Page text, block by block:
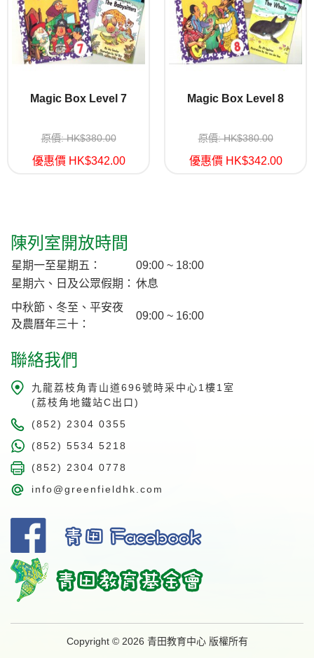
Magic Box Level 7
原價: HK$380.00
優惠價 HK$342.00
Magic Box Level 8
原價: HK$380.00
優惠價 HK$342.00
陳列室開放時間
星期一至星期五：
09:00 ~ 18:00
星期六、日及公眾假期： 休息
中秋節、冬至、平安夜
及農曆年三十：
09:00 ~ 16:00
聯絡我們
九龍荔枝角青山道696號時采中心1樓1室
(荔枝角地鐵站C出口)
(852) 2304 0355
(852) 5534 5218
(852) 2304 0778
info@greenfieldhk.com
Copyright © 2026 青田教育中心 版權所有